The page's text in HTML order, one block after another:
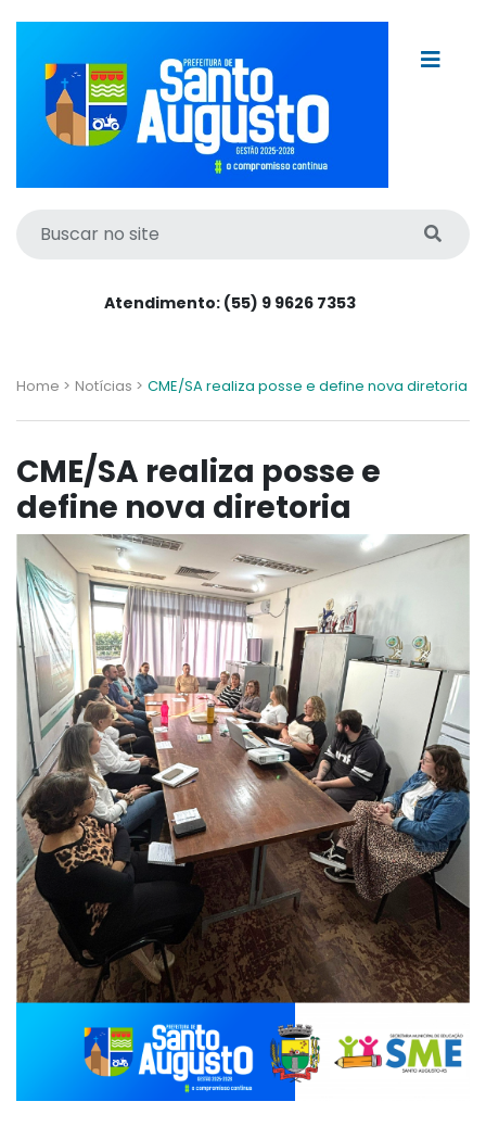
Atendimento: (55) 9 9626 7353
Home > Notícias > CME/SA realiza posse e define nova diretoria
CME/SA realiza posse e
define nova diretoria